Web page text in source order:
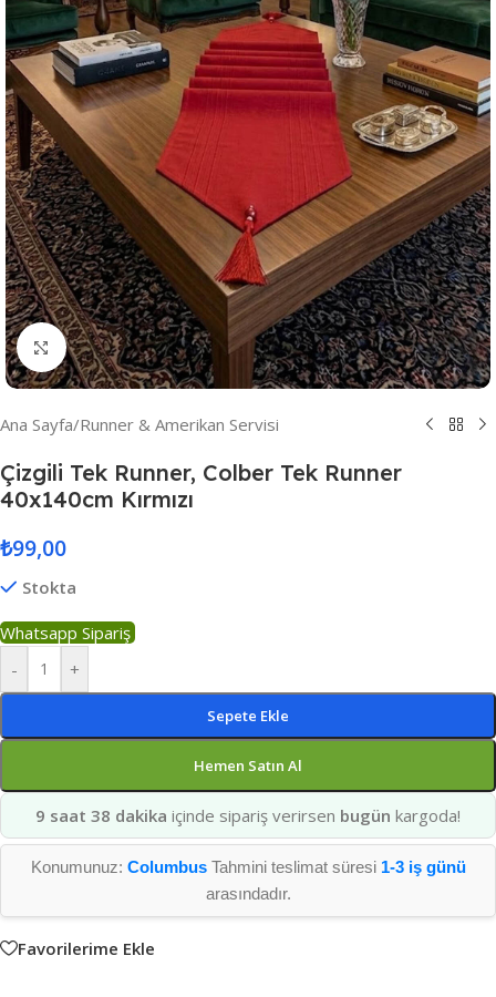
Resmi Büyüt
Ana Sayfa/Runner & Amerikan Servisi
Çizgili Tek Runner, Colber Tek Runner
40x140cm Kırmızı
₺99,00
Stokta
Whatsapp Sipariş
-
+
Sepete Ekle
Hemen Satın Al
9 saat 38 dakika içinde sipariş verirsen bugün kargoda!
Konumunuz: ColumbusTahmini teslimat süresi 1-3 iş günü
arasındadır.
Favorilerime Ekle